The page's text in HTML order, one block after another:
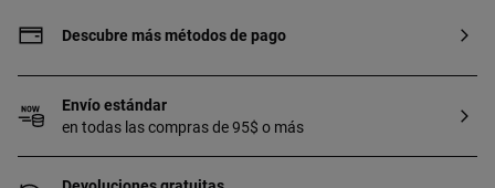
Descubre más métodos de pago
Envío estándar
en todas las compras de 95$ o más